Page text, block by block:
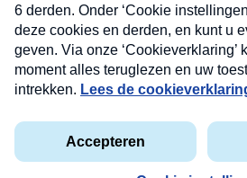
Privacyverklaring
Cookieverklaring
Kwetsbaarheid melden
Copyright © 2026 MAX Vandaag - Omroep
Nieuwsbrief
Neem hier een gratis
nieuwsbrief. Elke vrijdag- en